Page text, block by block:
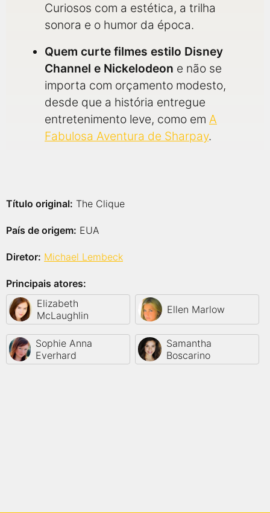
Curiosos com a estética, a trilha
sonora e o humor da época.
Quem curte filmes estilo Disney
Channel e Nickelodeon e não se
importa com orçamento modesto,
desde que a história entregue
entretenimento leve, como em A
Fabulosa Aventura de Sharpay.
Título original: The Clique
País de origem: EUA
Diretor: Michael Lembeck
Principais atores:
Elizabeth
McLaughlin
Ellen Marlow
Sophie Anna
Everhard
Samantha
Boscarino